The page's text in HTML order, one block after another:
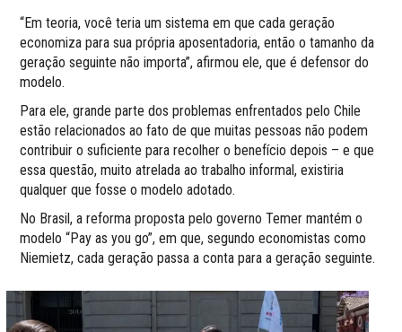
“Em teoria, você teria um sistema em que cada geração
economiza para sua própria aposentadoria, então o tamanho da
geração seguinte não importa”, afirmou ele, que é defensor do
modelo.
Para ele, grande parte dos problemas enfrentados pelo Chile
estão relacionados ao fato de que muitas pessoas não podem
contribuir o suficiente para recolher o benefício depois – e que
essa questão, muito atrelada ao trabalho informal, existiria
qualquer que fosse o modelo adotado.
No Brasil, a reforma proposta pelo governo Temer mantém o
modelo “Pay as you go”, em que, segundo economistas como
Niemietz, cada geração passa a conta para a geração seguinte.